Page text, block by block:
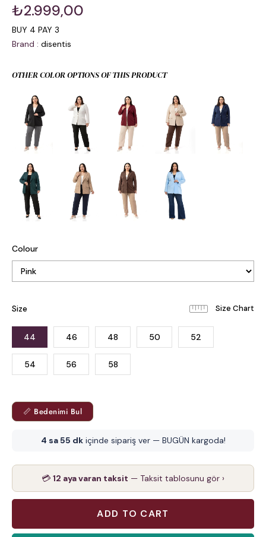
₺2.999,00
BUY 4 PAY 3
Brand : disentis
OTHER COLOR OPTIONS OF THIS PRODUCT
Colour
Size
44 46 48 50 52
54 56 58
📏 Bedenimi Bul
4 sa 55 dkiçinde sipariş ver — BUGÜN kargoda!
💳 12 aya varan taksit — Taksit tablosunu gör ›